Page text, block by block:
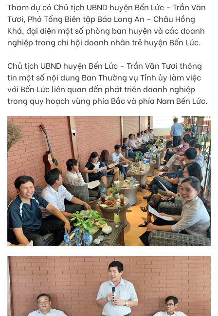
Tham dự có Chủ tịch UBND huyện Bến Lức - Trần Văn
Tươi, Phó Tổng Biên tập Báo Long An - Châu Hồng
Khá, đại diện một số phòng ban huyện và các doanh
nghiệp trong chi hội doanh nhân trẻ huyện Bến Lức.
Chủ tịch UBND huyện Bến Lức - Trần Văn Tươi thông
tin một số nội dung Ban Thường vụ Tỉnh ủy làm việc
với Bến Lức liên quan đến phát triển doanh nghiệp
trong quy hoạch vùng phía Bắc và phía Nam Bến Lức.